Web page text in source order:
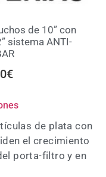
de 10” con
sistema ANTI-
€
de plata con
el crecimiento
porta-filtro y en